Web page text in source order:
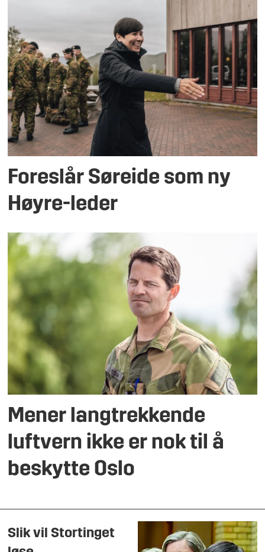
Foreslår Søreide som ny
Høyre-leder
Mener langtrekkende
luftvern ikke er nok til å
beskytte Oslo
Slik vil Stortinget